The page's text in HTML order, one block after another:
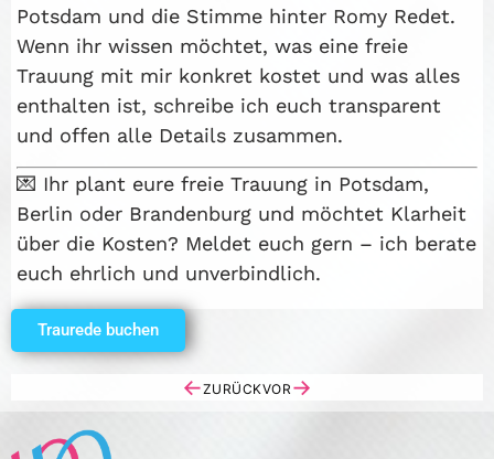
Potsdam und die Stimme hinter Romy Redet.
Wenn ihr wissen möchtet, was eine freie
Trauung mit mir konkret kostet und was alles
enthalten ist, schreibe ich euch transparent
und offen alle Details zusammen.
💌 Ihr plant eure freie Trauung in Potsdam,
Berlin oder Brandenburg und möchtet Klarheit
über die Kosten? Meldet euch gern – ich berate
euch ehrlich und unverbindlich.
Traurede buchen
←ZURÜCK →
VOR